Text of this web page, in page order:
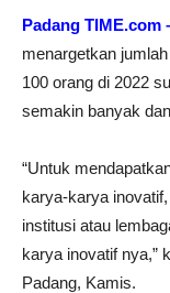
Padang TIME.com
menargetkan
100 orang di 2022
semakin banyak
“Untuk
karya-karya
institusi atau
karya inovatif nya,”
Padang, Kamis.